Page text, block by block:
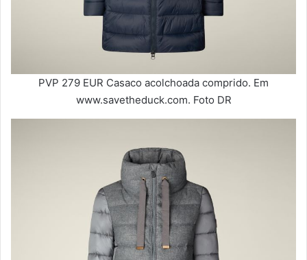
PVP 279 EUR Casaco acolchoada comprido. Em
www.savetheduck.com. Foto DR